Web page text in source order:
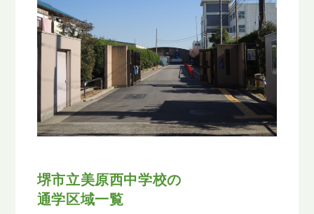
堺市立美原西中学校の
通学区域一覧